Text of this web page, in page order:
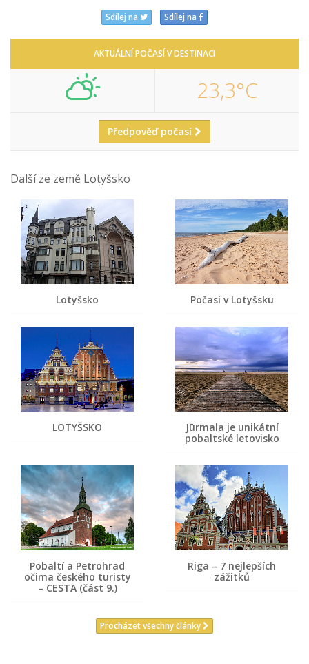
Sdílej na Sdílej na
AKTUÁLNÍ POČASÍ V DESTINACI
23,3°C
Předpověď počasí
Další ze země Lotyšsko
Lotyšsko Počasí v Lotyšsku
LOTYŠSKO
Jūrmala je unikátní
pobaltské letovisko
Pobaltí a Petrohrad
očima českého turisty
– CESTA (část 9.)
Riga – 7 nejlepších
zážitků
Procházet všechny články